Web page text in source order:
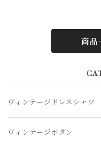
商品
ヴィンテージドレスシャツ
オーバーダイドレスシャツ
ヴィンテージボタン